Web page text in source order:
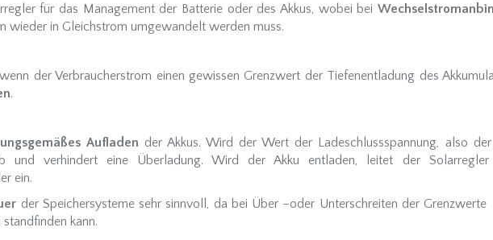
für das Management der Batterie oder des Akkus, wobei bei
wieder in Gleichstrom umgewandelt werden muss.
der Verbraucherstrom einen gewissen Grenzwert der Tiefenentladung des
.
Aufladen der Akkus. Wird der Wert der Ladeschlussspannung, also
verhindert eine Überladung. Wird der Akku entladen, leitet der Solarregler
ein.
der Speichersysteme sehr sinnvoll, da bei Über –oder Unterschreiten der Grenzwerte
kann.